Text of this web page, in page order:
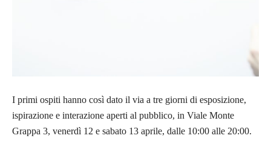
I primi ospiti hanno così dato il via a tre giorni di esposizione,
ispirazione e interazione aperti al pubblico, in Viale Monte
Grappa 3, venerdì 12 e sabato 13 aprile, dalle 10:00 alle 20:00.